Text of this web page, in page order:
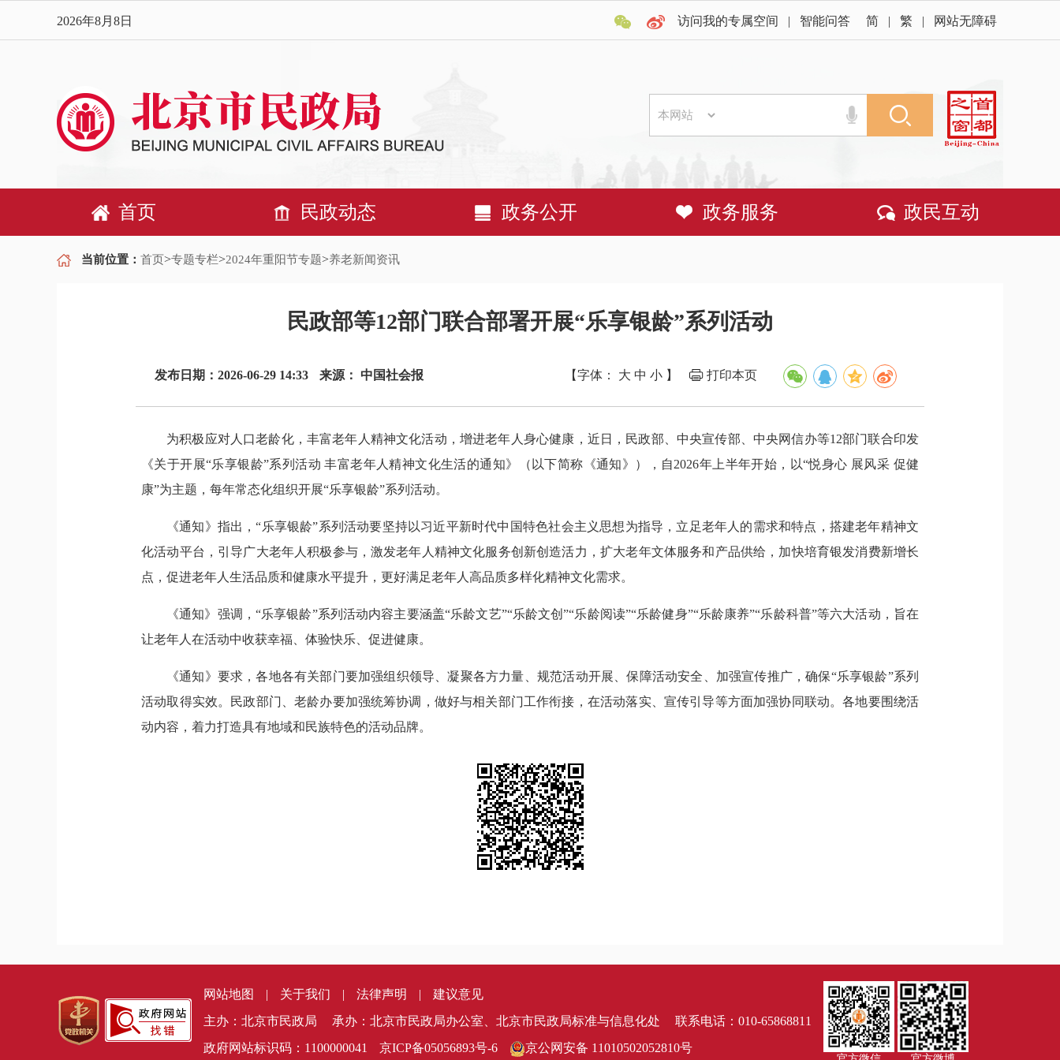
2026年8月8日 访问我的专属空间 | 智能问答 简 | 繁 | 网站无障碍
首页 民政动态 政务公开 政务服务 政民互动
当前位置： 首页>专题专栏>2024年重阳节专题>养老新闻资讯
民政部等12部门联合部署开展“乐享银龄”系列活动
发布日期：2026-06-29 14:33 来源： 中国社会报 【字体： 大 中 小 】 打印本页
为积极应对人口老龄化，丰富老年人精神文化活动，增进老年人身心健康，近日，民政部、中央宣传部、中央网信办等12部门联合印发
《关于开展“乐享银龄”系列活动 丰富老年人精神文化生活的通知》（以下简称《通知》），自2026年上半年开始，以“悦身心 展风采 促健
康”为主题，每年常态化组织开展“乐享银龄”系列活动。
《通知》指出，“乐享银龄”系列活动要坚持以习近平新时代中国特色社会主义思想为指导，立足老年人的需求和特点，搭建老年精神文
化活动平台，引导广大老年人积极参与，激发老年人精神文化服务创新创造活力，扩大老年文体服务和产品供给，加快培育银发消费新增长
点，促进老年人生活品质和健康水平提升，更好满足老年人高品质多样化精神文化需求。
《通知》强调，“乐享银龄”系列活动内容主要涵盖“乐龄文艺”“乐龄文创”“乐龄阅读”“乐龄健身”“乐龄康养”“乐龄科普”等六大活动，旨在
让老年人在活动中收获幸福、体验快乐、促进健康。
《通知》要求，各地各有关部门要加强组织领导、凝聚各方力量、规范活动开展、保障活动安全、加强宣传推广，确保“乐享银龄”系列
活动取得实效。民政部门、老龄办要加强统筹协调，做好与相关部门工作衔接，在活动落实、宣传引导等方面加强协同联动。各地要围绕活
动内容，着力打造具有地域和民族特色的活动品牌。
网站地图 | 关于我们 | 法律声明 |
建议意见
主办：北京市民政局
承办：北京市民政局办公室、北京市民政局标准与信息化处
联系电话：010-65868811
政府网站标识码：1100000041
京ICP备05056893号-6 京公网安备 11010502052810号